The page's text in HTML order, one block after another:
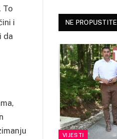
To
i
da
NE PROPUSTITE
VIJESTI